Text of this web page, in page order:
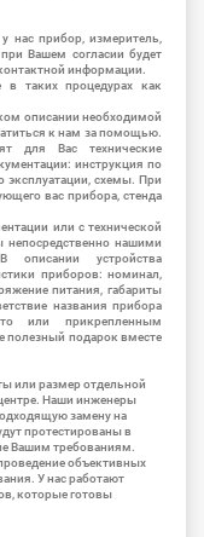
нас прибор, измеритель,
Вашем согласии будет
информации.
в таких процедурах как
описании необходимой
к нам за помощью.
для Вас технические
инструкция по
эксплуатации, схемы. При
вас прибора, стенда
или с технической
непосредственно нашими
описании устройства
приборов: номинал,
питания, габариты
названия прибора
или прикрепленным
полезный подарок вместе
или размер отдельной
Наши инженеры
замену на
протестированы в
Вашим требованиям.
объективных
У нас работают
которые готовы